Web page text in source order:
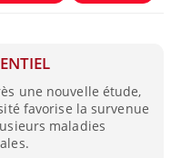
une nouvelle étude,
favorise la survenue
maladies